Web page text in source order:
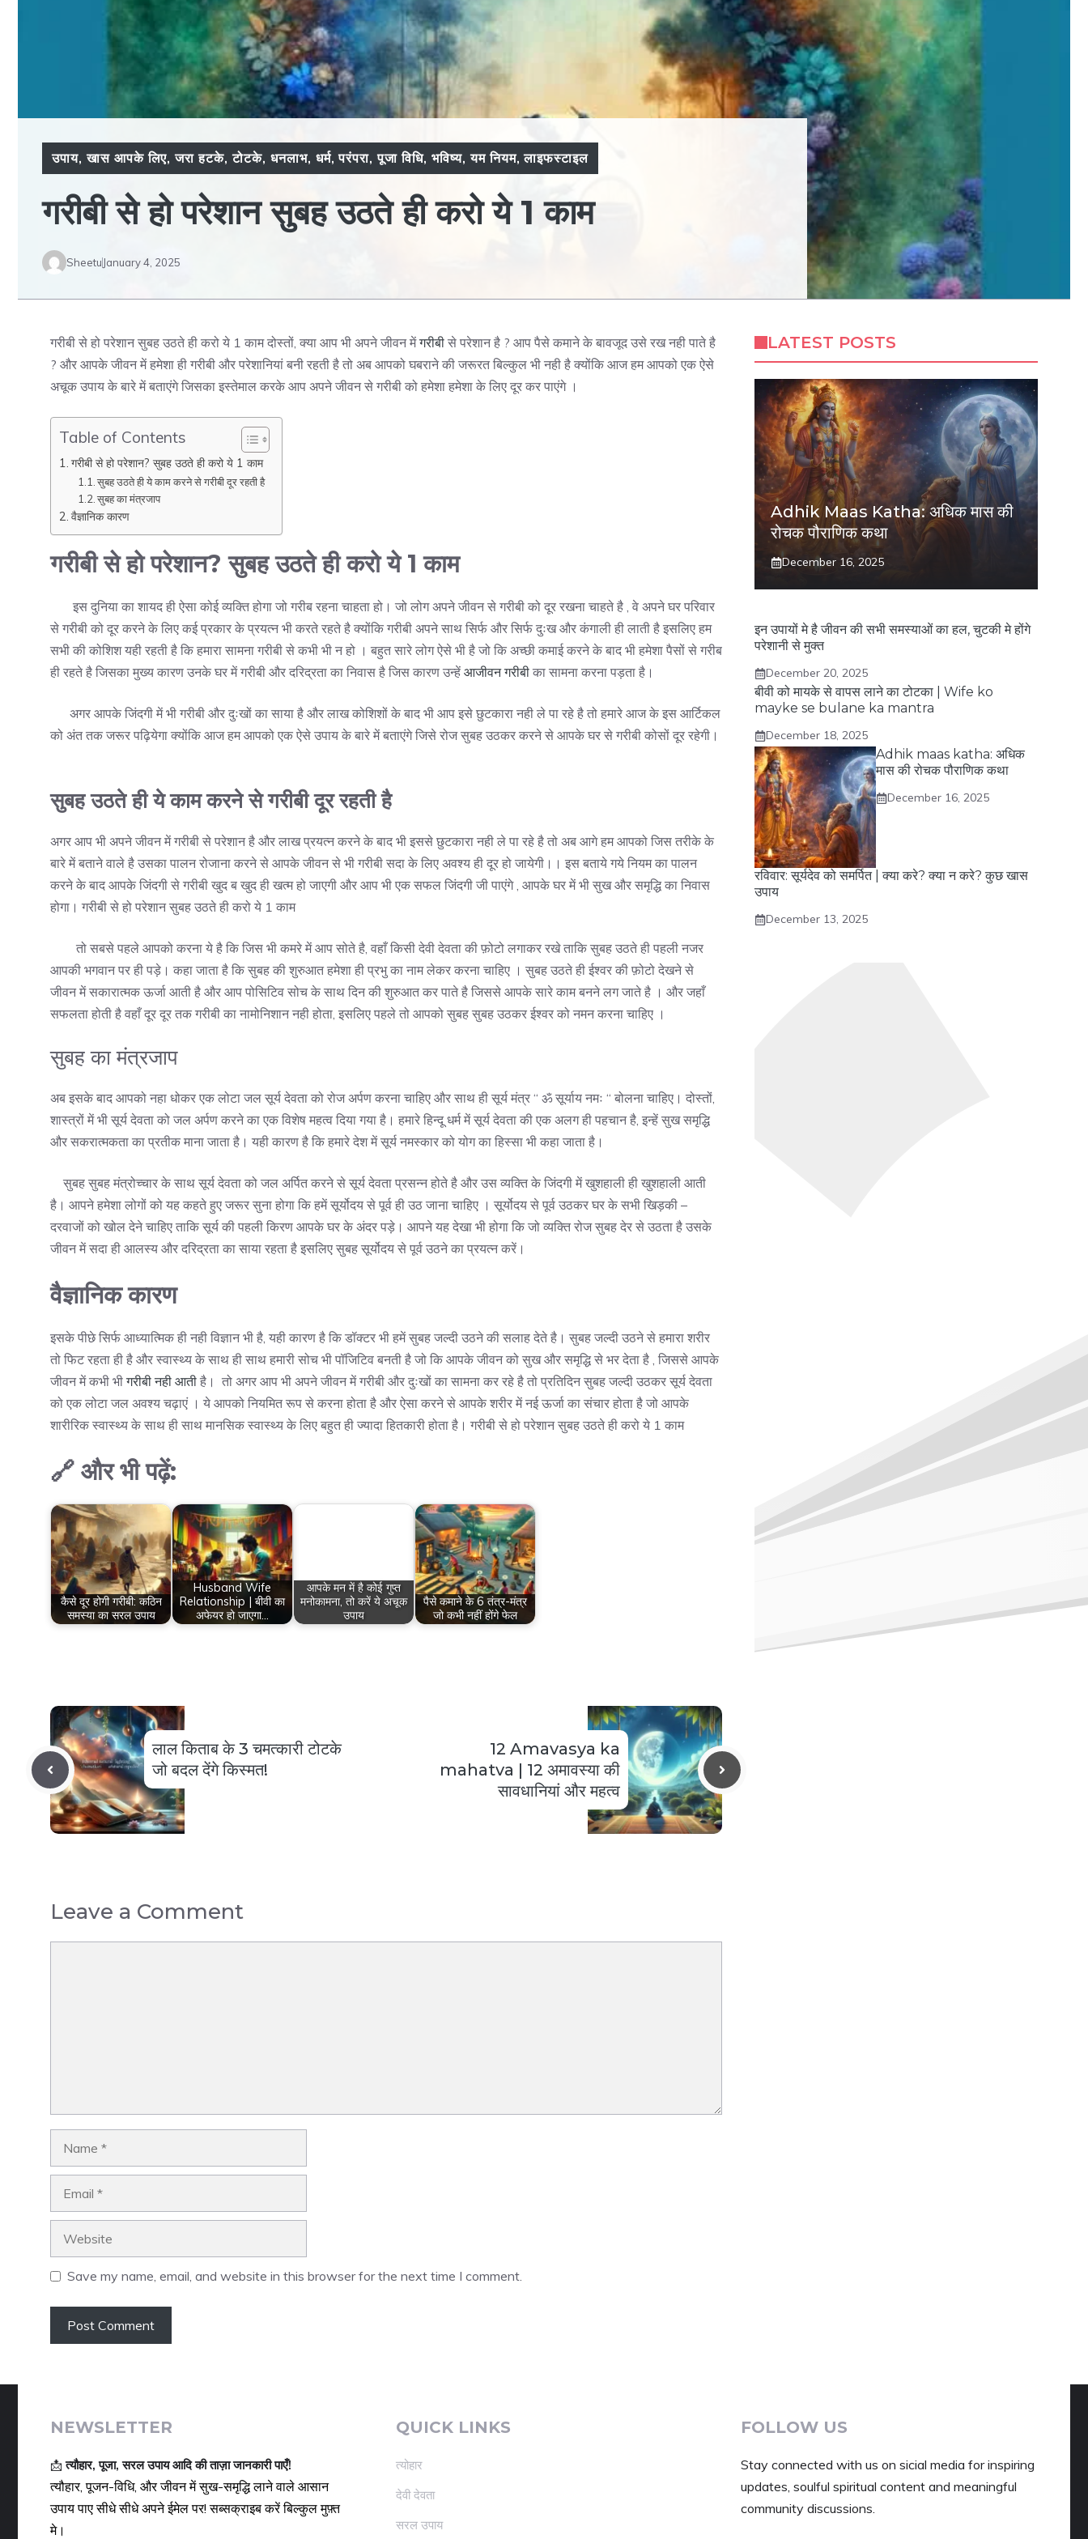
उपाय,खास आपके लिए,जरा हटके,टोटके, धनलाभ, धर्म,परंपरा,पूजा विधि, भविष्य,यम नियम,लाइफस्टाइल
गरीबी से हो परेशान सुबह उठते ही करो ये 1 काम
Sheetu January 4, 2025
गरीबी से हो परेशान सुबह उठते ही करो ये 1 काम दोस्तों, क्या आप भी अपने जीवन मेंगरीबी से परेशान है ? आप पैसे कमाने के बावजूद उसे रख नही पाते है
? और आपके जीवन में हमेशा ही गरीबी और परेशानियां बनी रहती है तो अब आपको घबराने की जरूरत बिल्कुल भी नही है क्योंकि आज हम आपको एक ऐसे
अचूक उपाय के बारे में बताएंगे जिसका इस्तेमाल करके आप अपने जीवन से गरीबी को हमेशा हमेशा के लिए दूर कर पाएंगे ।
Table of Contents
गरीबी से हो परेशान? सुबह उठते ही करो ये 1 काम
सुबह उठते ही ये काम करने से गरीबी दूर रहती है
सुबह का मंत्रजाप
वैज्ञानिक कारण
गरीबी से हो परेशान? सुबह उठते ही करो ये 1 काम
इस दुनिया का शायद ही ऐसा कोई व्यक्ति होगा जो गरीब रहना चाहता हो। जो लोग अपने जीवन से गरीबी को दूर रखना चाहते है , वे अपने घर परिवार
से गरीबी को दूर करने के लिए कई प्रकार के प्रयत्न भी करते रहते है क्योंकि गरीबी अपने साथ सिर्फ और सिर्फ दुःख और कंगाली ही लाती है इसलिए हम
सभी की कोशिश यही रहती है कि हमारा सामना गरीबी से कभी भी न हो । बहुत सारे लोग ऐसे भी है जो कि अच्छी कमाई करने के बाद भी हमेशा पैसों से गरीब
ही रहते है जिसका मुख्य कारण उनके घर में गरीबी और दरिद्रता का निवास है जिस कारण उन्हें आजीवन गरीबी का सामना करना पड़ता है।
अगर आपके जिंदगी में भी गरीबी और दुःखों का साया है और लाख कोशिशों के बाद भी आप इसे छुटकारा नही ले पा रहे है तो हमारे आज के इस आर्टिकल
को अंत तक जरूर पढ़ियेगा क्योंकि आज हम आपको एक ऐसे उपाय के बारे में बताएंगे जिसे रोज सुबह उठकर करने से आपके घर से गरीबी कोसों दूर रहेगी।
सुबह उठते ही ये काम करने से गरीबी दूर रहती है
अगर आप भी अपने जीवन में गरीबी से परेशान है और लाख प्रयत्न करने के बाद भी इससे छुटकारा नही ले पा रहे है तो अब आगे हम आपको जिस तरीके के
बारे में बताने वाले है उसका पालन रोजाना करने से आपके जीवन से भी गरीबी सदा के लिए अवश्य ही दूर हो जायेगी।। इस बताये गये नियम का पालन
करने के बाद आपके जिंदगी से गरीबी खुद ब खुद ही खत्म हो जाएगी और आप भी एक सफल जिंदगी जी पाएंगे , आपके घर में भी सुख और समृद्धि का निवास
होगा। गरीबी से हो परेशान सुबह उठते ही करो ये 1 काम
तो सबसे पहले आपको करना ये है कि जिस भी कमरे में आप सोते है, वहाँ किसी देवी देवता की फ़ोटो लगाकर रखे ताकि सुबह उठते ही पहली नजर
आपकी भगवान पर ही पड़े। कहा जाता है कि सुबह की शुरुआत हमेशा ही प्रभु का नाम लेकर करना चाहिए । सुबह उठते ही ईश्वर की फ़ोटो देखने से
जीवन में सकारात्मक ऊर्जा आती है और आप पोसिटिव सोच के साथ दिन की शुरुआत कर पाते है जिससे आपके सारे काम बनने लग जाते है । और जहाँ
सफलता होती है वहाँ दूर दूर तक गरीबी का नामोनिशान नही होता, इसलिए पहले तो आपको सुबह सुबह उठकर ईश्वर को नमन करना चाहिए ।
सुबह का मंत्रजाप
अब इसके बाद आपको नहा धोकर एक लोटा जल सूर्य देवता को रोज अर्पण करना चाहिए और साथ ही सूर्य मंत्र “ ॐ सूर्याय नमः “ बोलना चाहिए। दोस्तों,
शास्त्रों में भी सूर्य देवता को जल अर्पण करने का एक विशेष महत्व दिया गया है। हमारे हिन्दू धर्म में सूर्य देवता की एक अलग ही पहचान है, इन्हें सुख समृद्धि
और सकरात्मकता का प्रतीक माना जाता है। यही कारण है कि हमारे देश में सूर्य नमस्कार को योग का हिस्सा भी कहा जाता है।
सुबह सुबह मंत्रोच्चार के साथ सूर्य देवता को जल अर्पित करने से सूर्य देवता प्रसन्न होते है और उस व्यक्ति के जिंदगी में खुशहाली ही खुशहाली आती
है। आपने हमेशा लोगों को यह कहते हुए जरूर सुना होगा कि हमें सूर्योदय से पूर्व ही उठ जाना चाहिए । सूर्योदय से पूर्व उठकर घर के सभी खिड़की –
दरवाजों को खोल देने चाहिए ताकि सूर्य की पहली किरण आपके घर के अंदर पड़े। आपने यह देखा भी होगा कि जो व्यक्ति रोज सुबह देर से उठता है उसके
जीवन में सदा ही आलस्य और दरिद्रता का साया रहता है इसलिए सुबह सूर्योदय से पूर्व उठने का प्रयत्न करें।
वैज्ञानिक कारण
इसके पीछे सिर्फ आध्यात्मिक ही नही विज्ञान भी है, यही कारण है कि डॉक्टर भी हमें सुबह जल्दी उठने की सलाह देते है। सुबह जल्दी उठने से हमारा शरीर
तो फिट रहता ही है और स्वास्थ्य के साथ ही साथ हमारी सोच भी पॉजिटिव बनती है जो कि आपके जीवन को सुख और समृद्धि से भर देता है , जिससे आपके
जीवन में कभी भीगरीबी नही आती है। तो अगर आप भी अपने जीवन में गरीबी और दुःखों का सामना कर रहे है तो प्रतिदिन सुबह जल्दी उठकर सूर्य देवता
को एक लोटा जल अवश्य चढ़ाएं । ये आपको नियमित रूप से करना होता है और ऐसा करने से आपके शरीर में नई ऊर्जा का संचार होता है जो आपके
शारीरिक स्वास्थ्य के साथ ही साथ मानसिक स्वास्थ्य के लिए बहुत ही ज्यादा हितकारी होता है। गरीबी से हो परेशान सुबह उठते ही करो ये 1 काम
🔗 और भी पढ़ें:
कैसे दूर होगी गरीबी: कठिन
समस्या का सरल उपाय
Husband Wife
Relationship | बीवी का
अफेयर हो जाएगा…
आपके मन में है कोई गुप्त
मनोकामना, तो करें ये अचूक
उपाय
पैसे कमाने के 6 तंत्र-मंत्र
जो कभी नहीं होंगे फेल
लाल किताब के 3 चमत्कारी टोटके
जो बदल देंगे किस्मत!
12 Amavasya ka
mahatva | 12 अमावस्या की
सावधानियां और महत्व
Leave a Comment
Save my name, email, and website in this browser for the next time I comment.
LATEST POSTS
Adhik Maas Katha: अधिक मास की
रोचक पौराणिक कथा
December 16, 2025
इन उपायों मे है जीवन की सभी समस्याओं का हल, चुटकी मे होंगे
परेशानी से मुक्त
December 20, 2025
बीवी को मायके से वापस लाने का टोटका | Wife ko
mayke se bulane ka mantra
December 18, 2025
Adhik maas katha: अधिक
मास की रोचक पौराणिक कथा
December 16, 2025
रविवार: सूर्यदेव को समर्पित | क्या करे? क्या न करे? कुछ खास
उपाय
December 13, 2025
NEWSLETTER
📩त्यौहार, पूजा, सरल उपाय आदि की ताज़ा जानकारी पाएँ!
त्यौहार, पूजन-विधि, और जीवन में सुख-समृद्धि लाने वाले आसान
उपाय पाए सीधे सीधे अपने ईमेल पर! सब्सक्राइब करें बिल्कुल मुफ़्त
मे।
QUICK LINKS
त्योहार
देवी देवता
सरल उपाय
FOLLOW US
Stay connected with us on sicial media for inspiring
updates, soulful spiritual content and meaningful
community discussions.